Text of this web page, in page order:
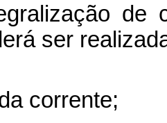
de
ser
corrente;